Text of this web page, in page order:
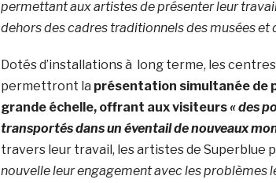
permettant aux artistes de présenter leur
dehors des cadres traditionnels des musées et
Dotés d’installations à long terme, les
permettront la présentation simultanée de
grande échelle, offrant aux visiteurs« des
transportés dans un éventail de nouveaux
travers leur travail, les artistes de Superblue
nouvelle leur engagement avec les problèmes